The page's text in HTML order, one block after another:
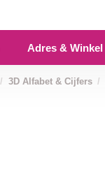
Adres & Winkel
3D Alfabet & Cijfers